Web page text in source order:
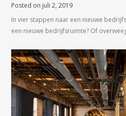
Posted on juli 2, 2019
In vier stappen naar een nieuwe
een nieuwe bedrijfsruimte? Of